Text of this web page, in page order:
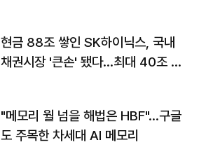
현금 88조 쌓인 SK하이닉스, 국내
채권시장 '큰손' 됐다…최대 40조 투
"메모리 월 넘을 해법은 HBF"…구글
도 주목한 차세대 AI 메모리